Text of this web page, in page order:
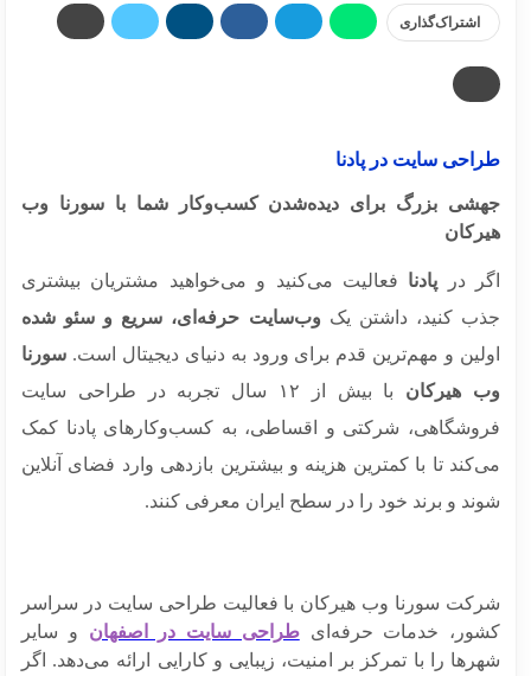
اشتراک‌گذاری
سایت در پادنا
بزرگ برای دیده‌شدن کسب‌وکار شما با سورنا وب
درپادنافعالیت می‌کنید و می‌خواهید مشتریان بیشتری
کنید، داشتن یکوب‌سایت حرفه‌ای، سریع و سئو شده
و مهم‌ترین قدم برای ورود به دنیای دیجیتال است.
سورنا
هیرکان
با بیش از ۱۲ سال تجربه در طراحی سایت
شرکتی و اقساطی، به کسب‌وکارهای پادنا کمک
تا با کمترین هزینه و بیشترین بازدهی وارد فضای آنلاین
و برند خود را در سطح ایران معرفی کنند.
سورنا وب هیرکان با فعالیت طراحی سایت در سراسر
خدمات حرفه‌ایطراحی سایت در اصفهان و سایر
را با تمرکز بر امنیت، زیبایی و کارایی ارائه می‌دهد. اگر